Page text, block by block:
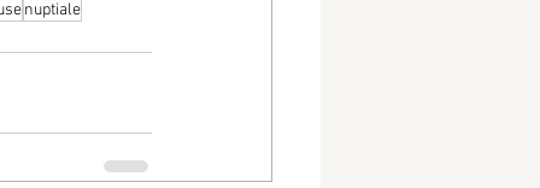
nuptiale